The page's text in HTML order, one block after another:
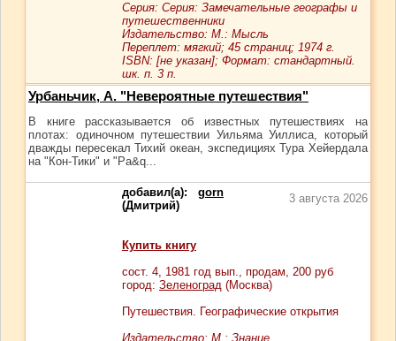
Серия: Серия: Замечательные географы и
путешественники
Издательство: М.: Мысль
Переплет: мягкий; 45 страниц; 1974 г.
ISBN: [не указан]; Формат: стандартный.
шк. п. 3 п.
Урбаньчик, А. "Невероятные путешествия"
В книге рассказывается об известных путешествиях на
плотах: одиночном путешествии Уильяма Уиллиса, который
дважды пересекал Тихий океан, экспедициях Тура Хейердала
на "Кон-Тики" и "Ра&q...
добавил(а): gorn
(Дмитрий)
3 августа 2026
Купить книгу
сост. 4, 1981 год вып., продам, 200 руб
город: Зеленоград (Москва)
Путешествия. Географические открытия
Издательство: М.: Знание